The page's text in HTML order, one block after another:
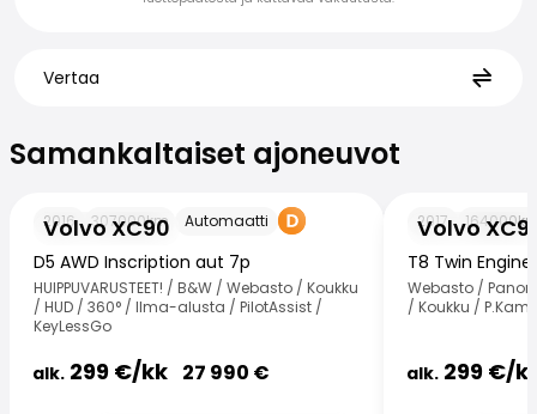
Vertaa
Samankaltaiset ajoneuvot
Volvo XC90
2016 307000km Automaatti
D5 AWD Inscription aut 7p
HUIPPUVARUSTEET! / B&W / Webasto / Koukku
/ HUD / 360° / Ilma-alusta / PilotAssist /
KeyLessGo
alk. 299 €/kk 27 990 €
Volvo
2017 164000
T8 Twin
Webasto /
/ Koukku /
alk. 299 €/